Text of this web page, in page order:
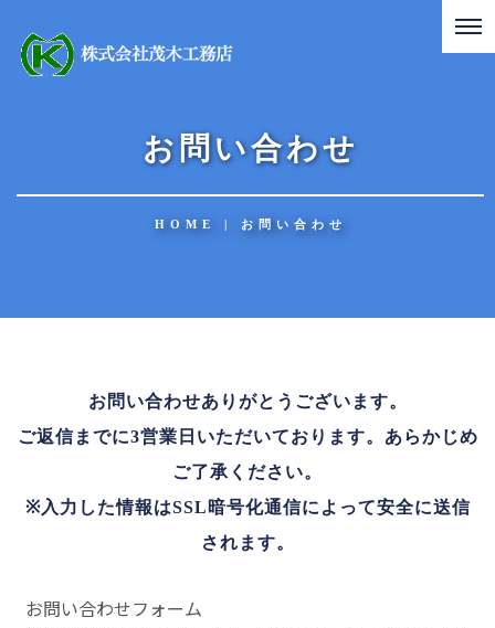
お問い合わせ
HOME | お問い合わせ
お問い合わせありがとうございます。
ご返信までに3営業日いただいております。あらかじめ
ご了承ください。
※入力した情報はSSL暗号化通信によって安全に送信
されます。